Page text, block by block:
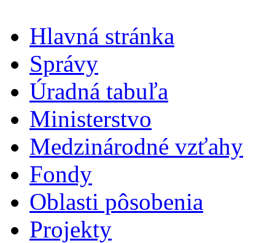
Hlavná stránka
Správy
Úradná tabuľa
Ministerstvo
Medzinárodné vzťahy
Fondy
Oblasti pôsobenia
Projekty